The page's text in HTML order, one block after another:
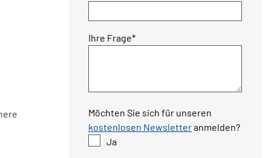
Pflichtfeld
Ihre Frage*
Möchten Sie sich für unseren
kostenlosen Newsletteranmelden?
Ja